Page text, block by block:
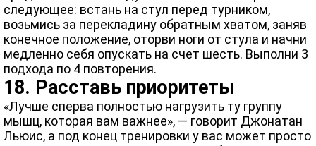
следующее: встань на стул перед турником,
возьмись за перекладину обратным хватом, заняв
конечное положение, оторви ноги от стула и начни
медленно себя опускать на счет шесть. Выполни 3
подхода по 4 повторения.
18. Расставь приоритеты
«Лучше сперва полностью нагрузить ту группу
мышц, которая вам важнее», — говорит Джонатан
Льюис, а под конец тренировки у вас может просто